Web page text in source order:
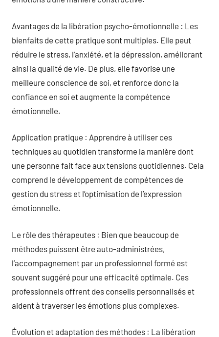
Avantages de la libération psycho-émotionnelle : Les
bienfaits de cette pratique sont multiples. Elle peut
réduire le stress, l’anxiété, et la dépression, améliorant
ainsi la qualité de vie. De plus, elle favorise une
meilleure conscience de soi, et renforce donc la
confiance en soi et augmente la compétence
émotionnelle.
Application pratique : Apprendre à utiliser ces
techniques au quotidien transforme la manière dont
une personne fait face aux tensions quotidiennes. Cela
comprend le développement de compétences de
gestion du stress et l’optimisation de l’expression
émotionnelle.
Le rôle des thérapeutes : Bien que beaucoup de
méthodes puissent être auto-administrées,
l’accompagnement par un professionnel formé est
souvent suggéré pour une efficacité optimale. Ces
professionnels offrent des conseils personnalisés et
aident à traverser les émotions plus complexes.
Évolution et adaptation des méthodes : La libération